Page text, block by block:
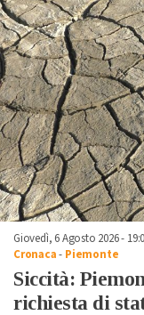
Giovedì, 6 Agosto 2026 -
Cronaca- Piemonte
Siccità:
richiesta di